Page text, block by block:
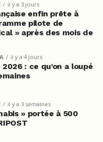
il y a 3 jours
enfin prête à
pilote de
» après des mois de
il y a 4 jours
: ce qu’on a loupé
il y a 3 semaines
» portée à 500